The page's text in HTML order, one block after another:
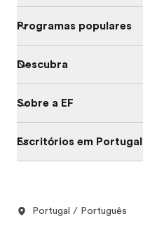
Programas populares
Descubra
Sobre a EF
Escritórios em Portugal
Portugal / Português